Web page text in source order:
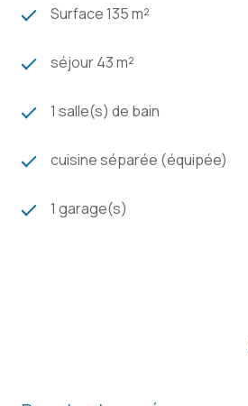
Surface 135 m²
séjour 43 m²
1 salle(s) de bain
cuisine séparée (équipée)
1 garage(s)